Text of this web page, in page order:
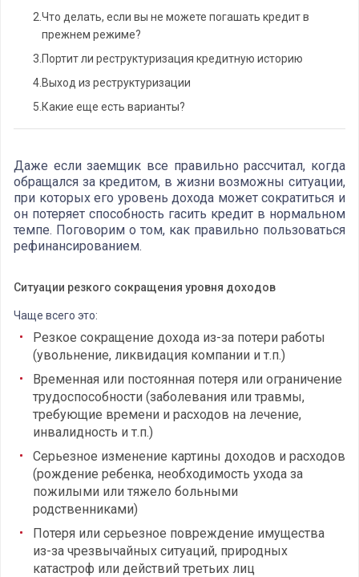
2. Что делать, если вы не можете погашать кредит в
прежнем режиме?
3. Портит ли реструктуризация кредитную историю
4. Выход из реструктуризации
5. Какие еще есть варианты?
Даже если заемщик все правильно рассчитал, когда
обращался за кредитом, в жизни возможны ситуации,
при которых его уровень дохода может сократиться и
он потеряет способность гасить кредит в нормальном
темпе. Поговорим о том, как правильно пользоваться
рефинансированием.
Ситуации резкого сокращения уровня доходов
Чаще всего это:
Резкое сокращение дохода из-за потери работы
(увольнение, ликвидация компании и т.п.)
Временная или постоянная потеря или ограничение
трудоспособности (заболевания или травмы,
требующие времени и расходов на лечение,
инвалидность и т.п.)
Серьезное изменение картины доходов и расходов
(рождение ребенка, необходимость ухода за
пожилыми или тяжело больными
родственниками)
Потеря или серьезное повреждение имущества
из-за чрезвычайных ситуаций, природных
катастроф или действий третьих лиц